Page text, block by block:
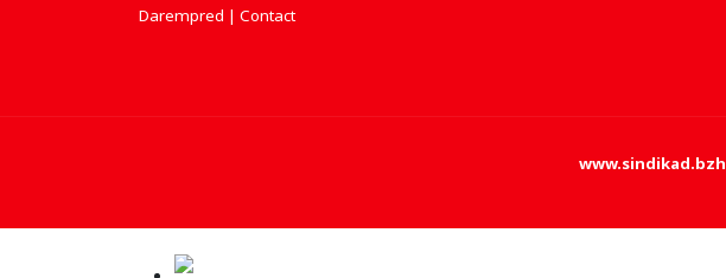
Darempred | Contact
www.sindikad.bzh